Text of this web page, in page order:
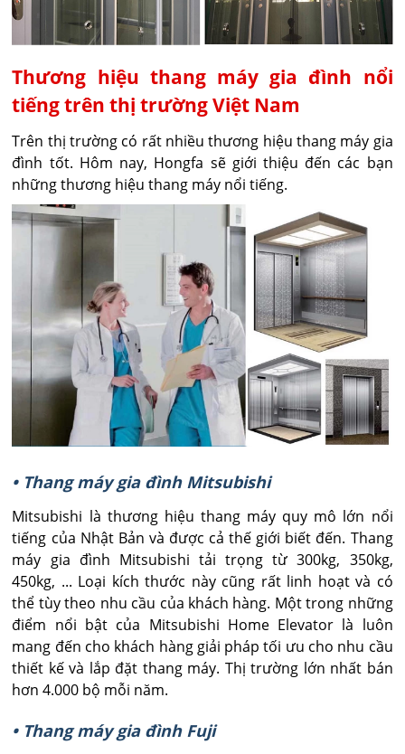
Thương hiệu thang máy gia đình nổi
tiếng trên thị trường Việt Nam
Trên thị trường có rất nhiều thương hiệu thang máy gia
đình tốt. Hôm nay, Hongfa sẽ giới thiệu đến các bạn
những thương hiệu thang máy nổi tiếng.
• Thang máy gia đình Mitsubishi
Mitsubishi là thương hiệu thang máy quy mô lớn nổi
tiếng của Nhật Bản và được cả thế giới biết đến. Thang
máy gia đình Mitsubishi tải trọng từ 300kg, 350kg,
450kg, ... Loại kích thước này cũng rất linh hoạt và có
thể tùy theo nhu cầu của khách hàng. Một trong những
điểm nổi bật của Mitsubishi Home Elevator là luôn
mang đến cho khách hàng giải pháp tối ưu cho nhu cầu
thiết kế và lắp đặt thang máy. Thị trường lớn nhất bán
hơn 4.000 bộ mỗi năm.
• Thang máy gia đình Fuji